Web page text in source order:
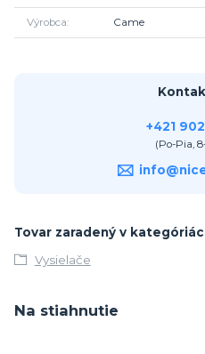
Výrobca Came
+421
(Po-Pia,
Tovar zaradený v
Vysielače
Na stiahnutie